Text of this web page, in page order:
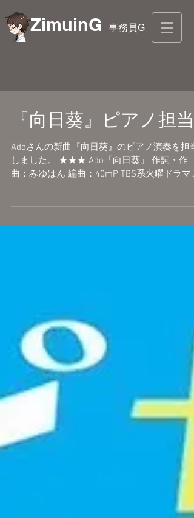
ZimuinG 事務員G
『向日葵』ピアノ担当
Adoさんの新曲『向日葵』のピアノ演奏を担当
しました。 ★★★ Ado「向日葵」 作詞・作
曲：みゆはん 編曲：40mP TBS系火曜ドラマ